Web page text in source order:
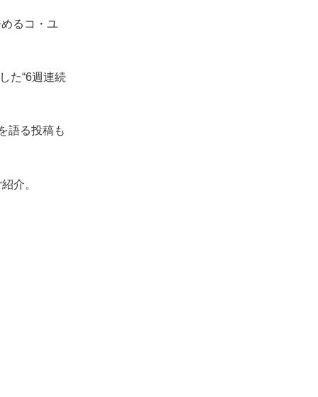
るコ・ユ
た“6週連続
語る投稿も
介。